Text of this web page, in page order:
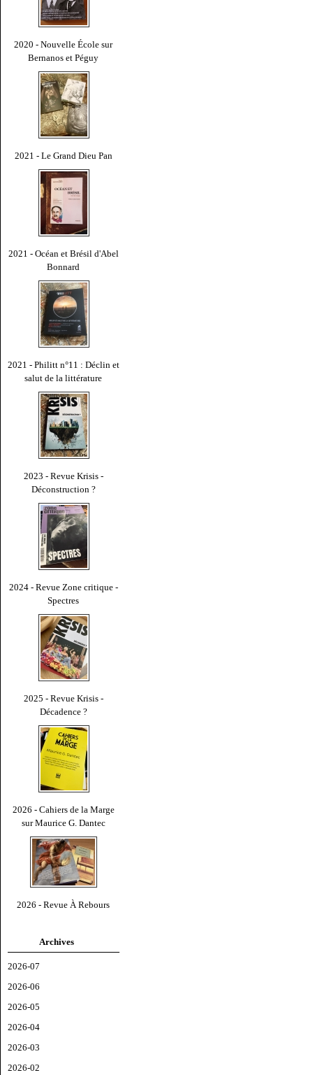
2020 - Nouvelle École sur
Bernanos et Péguy
2021 - Le Grand Dieu Pan
2021 - Océan et Brésil d'Abel
Bonnard
2021 - Philitt n°11 : Déclin et
salut de la littérature
2023 - Revue Krisis -
Déconstruction ?
2024 - Revue Zone critique -
Spectres
2025 - Revue Krisis -
Décadence ?
2026 - Cahiers de la Marge
sur Maurice G. Dantec
2026 - Revue À Rebours
Archives
2026-07
2026-06
2026-05
2026-04
2026-03
2026-02